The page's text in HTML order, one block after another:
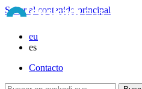
Saltar al contenido principal
eu
es
Contacto